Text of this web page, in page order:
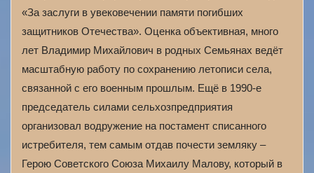
«За заслуги в увековечении памяти погибших
защитников Отечества». Оценка объективная, много
лет Владимир Михайлович в родных Семьянах ведёт
масштабную работу по сохранению летописи села,
связанной с его военным прошлым. Ещё в 1990-е
председатель силами сельхозпредприятия
организовал водружение на постамент списанного
истребителя, тем самым отдав почести земляку –
Герою Советского Союза Михаилу Малову, который в